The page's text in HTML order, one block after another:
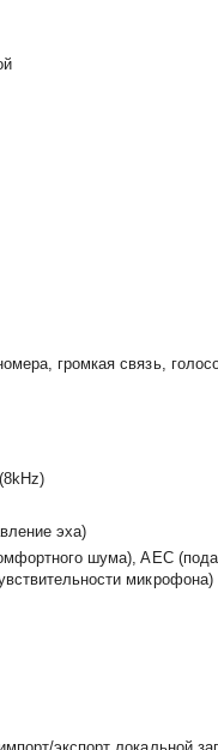
громкая связь,
эха)
шума), AEC
микрофона)